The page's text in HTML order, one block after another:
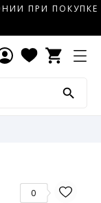
ПРИ ПОКУПКЕ
shopping_cart

0